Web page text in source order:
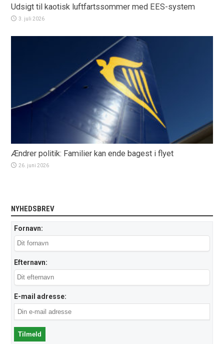
Udsigt til kaotisk luftfartssommer med EES-system
3. juli 2026
Ændrer politik: Familier kan ende bagest i flyet
26. juni 2026
NYHEDSBREV
Fornavn:
Efternavn:
E-mail adresse: